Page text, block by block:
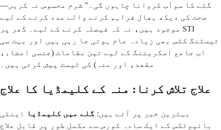
گلے کا سوآب کروانا چاہوں گی۔" شرم محسوس نہ کریں—
صحت کی دیکھ بھال فراہم کرنے والے مدد کرنے کے لیے
موجود ہیں، نہ کہ فیصلہ کرنے کے لیے۔ گھر پر STI
ٹیسٹنگ کٹس بھی زیادہ عام ہوتی جا رہی ہیں اور بہت سی
اب جامع اسکریننگ کے لیے تین مقامات (جنسی اعضاء،
مقعد، اور منہ) کی ٹیسٹ پیش کرتی ہیں۔
علاج تلاش کرنا: منہ کے کلیمڈیا کا علاج
بہترین خبر پر آتے ہیں: گلے میں کلیمڈیا
اینٹی
بائیوٹکس کے ایک سادہ کورس سے مکمل طور پر قابل علاج